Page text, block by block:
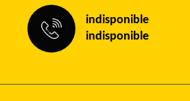
indisponible
indisponible